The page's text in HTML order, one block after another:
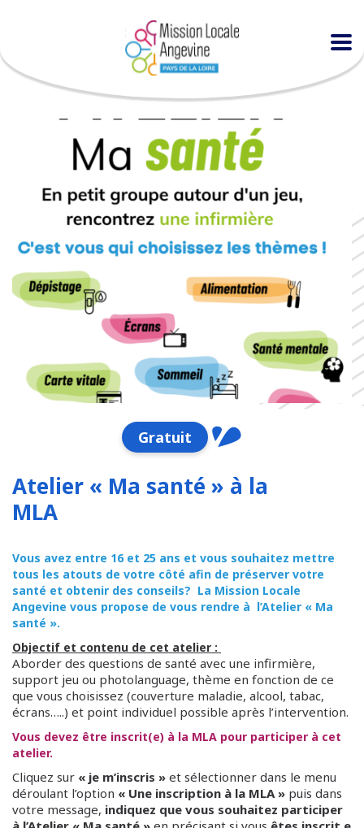
Atelier « Ma santé » à la MLA
Gratuit
Atelier « Ma santé » à la
MLA
Vous avez entre 16 et 25 ans et vous souhaitez mettre
tous les atouts de votre côté afin de préserver votre
santé et obtenir des conseils? La Mission Locale
Angevine vous propose de vous rendre à l’Atelier « Ma
santé ».
Objectif et contenu de cet atelier :
Aborder des questions de santé avec une infirmière,
support jeu ou photolanguage, thème en fonction de ce
que vous choisissez (couverture maladie, alcool, tabac,
écrans…..) et point individuel possible après l’intervention.
Vous devez être inscrit(e) à la MLA pour participer à cet
atelier.
Cliquez sur « je m’inscris » et sélectionner dans le menu
déroulant l’option « Une inscription à la MLA » puis dans
votre message, indiquez que vous souhaitez participer